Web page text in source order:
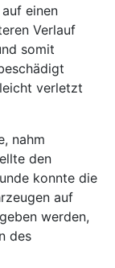
einen
Verlauf
somit
verletzt
nahm
den
konnte die
auf
werden,
des